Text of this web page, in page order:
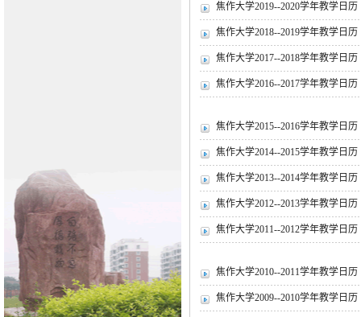
焦作大学2019--2020学年教学日历
焦作大学2018--2019学年教学日历
焦作大学2017--2018学年教学日历
焦作大学2016--2017学年教学日历
焦作大学2015--2016学年教学日历
焦作大学2014--2015学年教学日历
焦作大学2013--2014学年教学日历
焦作大学2012--2013学年教学日历
焦作大学2011--2012学年教学日历
焦作大学2010--2011学年教学日历
焦作大学2009--2010学年教学日历